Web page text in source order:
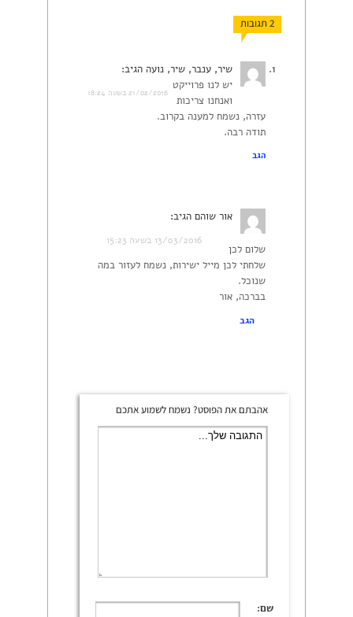
2 תגובות
שיר, ענבר, שיר, נועה הגיב:
21/02/2016 בשעה 18:24
יש לנו פרוייקט
ואנחנו צריכות
עזרה, נשמח למענה בקרוב.
תודה רבה.
הגב
אור שוהם הגיב:
13/03/2016 בשעה 15:23
שלום לכן
שלחתי לכן מייל ישירות, נשמח לעזור במה
שנוכל.
בברכה, אור
הגב
אהבתם את הפוסט? נשמח לשמוע אתכם
שם: